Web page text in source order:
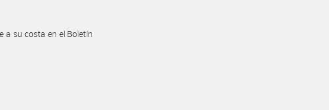
a su costa en el Boletín